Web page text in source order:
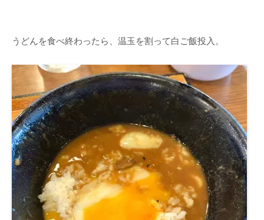
うどんを食べ終わったら、温玉を割って白ご飯投入。